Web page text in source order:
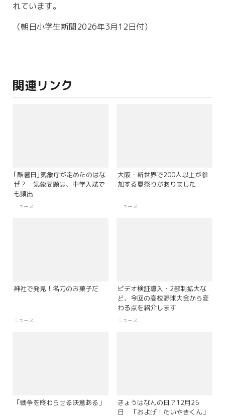
れています。
（朝日小学生新聞2026年3月12日付）
関連リンク
｢酷暑日｣気象庁が定めたのはな
ぜ？ 気象問題は、中学入試で
も頻出
ニュース
大阪・新世界で200人以上が参
加する夏祭りがありました
ニュース
神社で発見！名刀のお菓子だ
ニュース
ビデオ検証導入・2部制拡大な
ど、今回の高校野球大会から変
わる点を紹介します
ニュース
「戦争を終わらせる決意ある」
きょうはなんの日？12月25
日 「およげ！たいやきくん」